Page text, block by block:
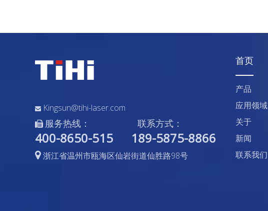
 Kingsun@tihi-laser.com
 服务热线： 联系方式：
400-8650-515 189-5875-8866
 浙江省温州市瓯海区仙岩街道仙胜路98号
首页
产品
应用领域
关于
新闻
联系我们